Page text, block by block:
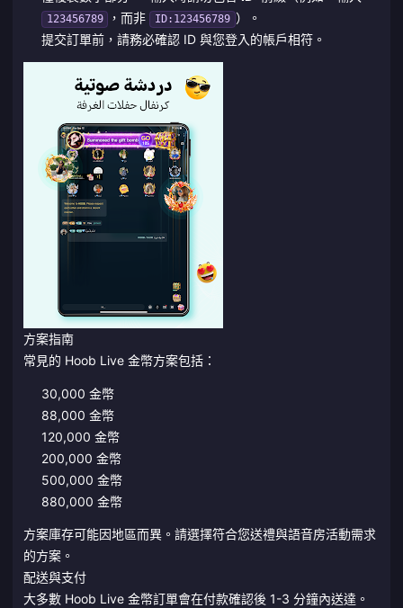
123456789 ，而非 ID:123456789 ）。
提交訂單前，請務必確認 ID 與您登入的帳戶相符。
方案指南
常見的 Hoob Live 金幣方案包括：
30,000 金幣
88,000 金幣
120,000 金幣
200,000 金幣
500,000 金幣
880,000 金幣
方案庫存可能因地區而異。請選擇符合您送禮與語音房活動需求
的方案。
配送與支付
大多數 Hoob Live 金幣訂單會在付款確認後 1-3 分鐘內送達。